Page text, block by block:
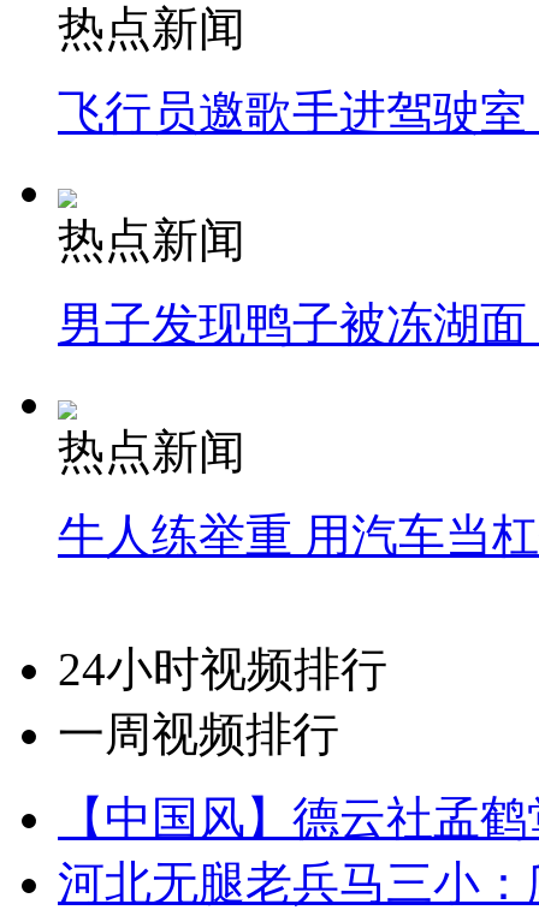
热点新闻
飞行员邀歌手进驾驶
热点新闻
男子发现鸭子被冻湖
热点新闻
牛人练举重 用汽车当
24小时视频排行
一周视频排行
【中国风】德云社孟
河北无腿老兵马三小